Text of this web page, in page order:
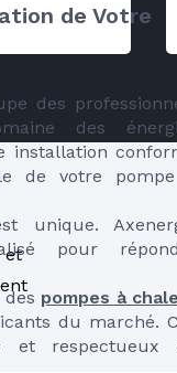
de Votre
des
des
installation
de votre
unique.
pour
pompes à
du marché.
et respectueux
et